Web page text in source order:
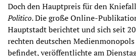
Doch den Hauptpreis für den
Politico. Die große Online-
Hauptstadt berichtet und sich seit
rechten deutschen
befindet, veröffentlichte am